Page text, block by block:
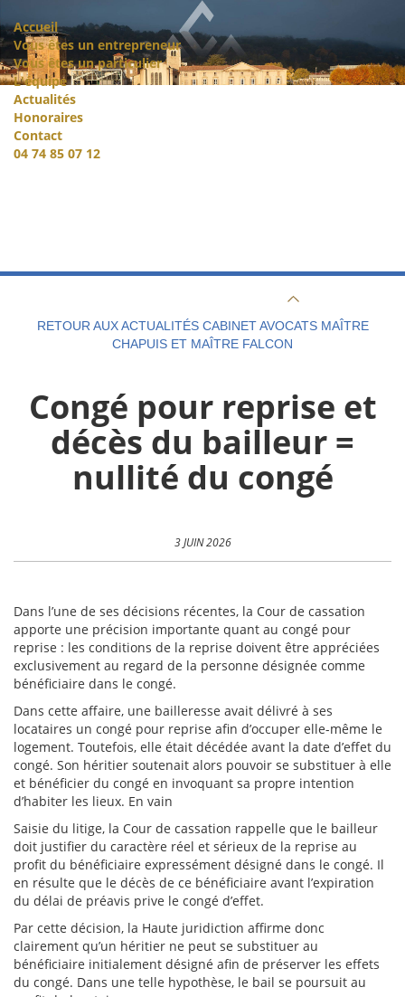
Accueil
Vous êtes un entrepreneur
Vous êtes un particulier
L'équipe
Actualités
Honoraires
Contact
04 74 85 07 12
RETOUR AUX ACTUALITÉS CABINET AVOCATS MAÎTRE
CHAPUIS ET MAÎTRE FALCON
Congé pour reprise et
décès du bailleur =
nullité du congé
3 JUIN 2026
Dans l’une de ses décisions récentes, la Cour de cassation
apporte une précision importante quant au congé pour
reprise : les conditions de la reprise doivent être appréciées
exclusivement au regard de la personne désignée comme
bénéficiaire dans le congé.
Dans cette affaire, une bailleresse avait délivré à ses
locataires un congé pour reprise afin d’occuper elle-même le
logement. Toutefois, elle était décédée avant la date d’effet du
congé. Son héritier soutenait alors pouvoir se substituer à elle
et bénéficier du congé en invoquant sa propre intention
d’habiter les lieux. En vain
Saisie du litige, la Cour de cassation rappelle que le bailleur
doit justifier du caractère réel et sérieux de la reprise au
profit du bénéficiaire expressément désigné dans le congé. Il
en résulte que le décès de ce bénéficiaire avant l’expiration
du délai de préavis prive le congé d’effet.
Par cette décision, la Haute juridiction affirme donc
clairement qu’un héritier ne peut se substituer au
bénéficiaire initialement désigné afin de préserver les effets
du congé. Dans une telle hypothèse, le bail se poursuit au